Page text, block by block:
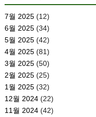
7월 2025(12)
6월 2025(34)
5월 2025(42)
4월 2025(81)
3월 2025(50)
2월 2025(25)
1월 2025(32)
12월 2024(22)
11월 2024(42)